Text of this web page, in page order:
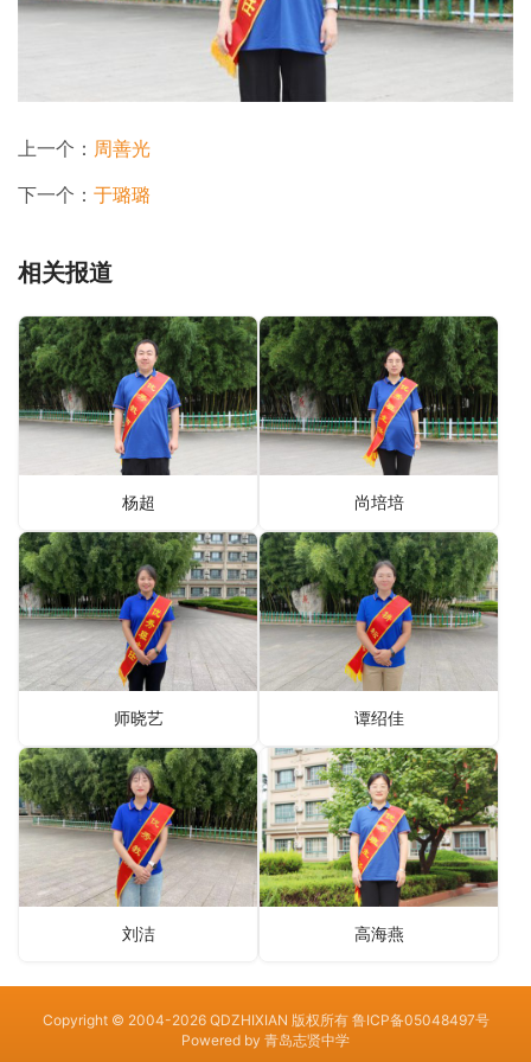
上一个： 周善光
下一个： 于璐璐
相关报道
杨超 尚培培
师晓艺 谭绍佳
刘洁 高海燕
Copyright © 2004-2026 QDZHIXIAN 版权所有 鲁ICP备05048497号
Powered by 青岛志贤中学